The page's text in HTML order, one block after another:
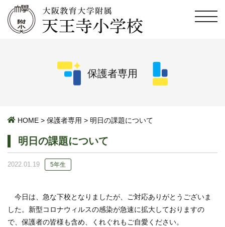
保護者専用
HOME > 保護者専用 > 明日の課題について
明日の課題について
2022.01.19 5年生
今日は、急な下校となりましたが、ご対応ありがとうございま
した。新型コロナウィルスの感染が急速に拡大しておりますの
で、保護者の皆様も含め、くれぐれもご自愛ください。